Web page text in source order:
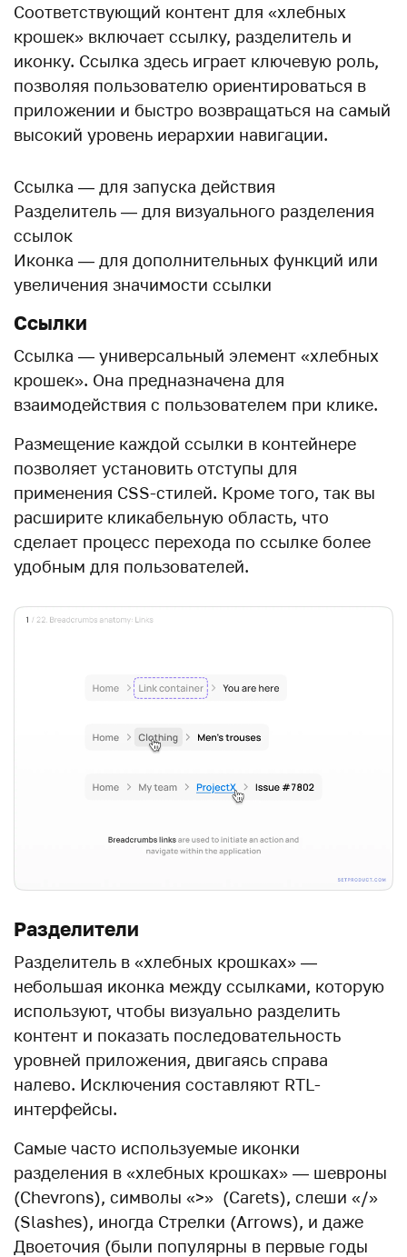
Соответствующий контент для «хлебных
крошек» включает ссылку, разделитель и
иконку. Ссылка здесь играет ключевую роль,
позволяя пользователю ориентироваться в
приложении и быстро возвращаться на самый
высокий уровень иерархии навигации.
Ссылка — для запуска действия
Разделитель — для визуального разделения
ссылок
Иконка — для дополнительных функций или
увеличения значимости ссылки
Ссылки
Ссылка — универсальный элемент «хлебных
крошек». Она предназначена для
взаимодействия с пользователем при клике.
Размещение каждой ссылки в контейнере
позволяет установить отступы для
применения CSS-стилей. Кроме того, так вы
расширите кликабельную область, что
сделает процесс перехода по ссылке более
удобным для пользователей.
Разделители
Разделитель в «хлебных крошках» —
небольшая иконка между ссылками, которую
используют, чтобы визуально разделить
контент и показать последовательность
уровней приложения, двигаясь справа
налево. Исключения составляют RTL-
интерфейсы.
Самые часто используемые иконки
разделения в «хлебных крошках» — шевроны
(Chevrons), символы «>» (Carets), слеши «/»
(Slashes), иногда Стрелки (Arrows), и даже
Двоеточия (были популярны в первые годы